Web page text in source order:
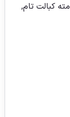
مته کبالت تام,